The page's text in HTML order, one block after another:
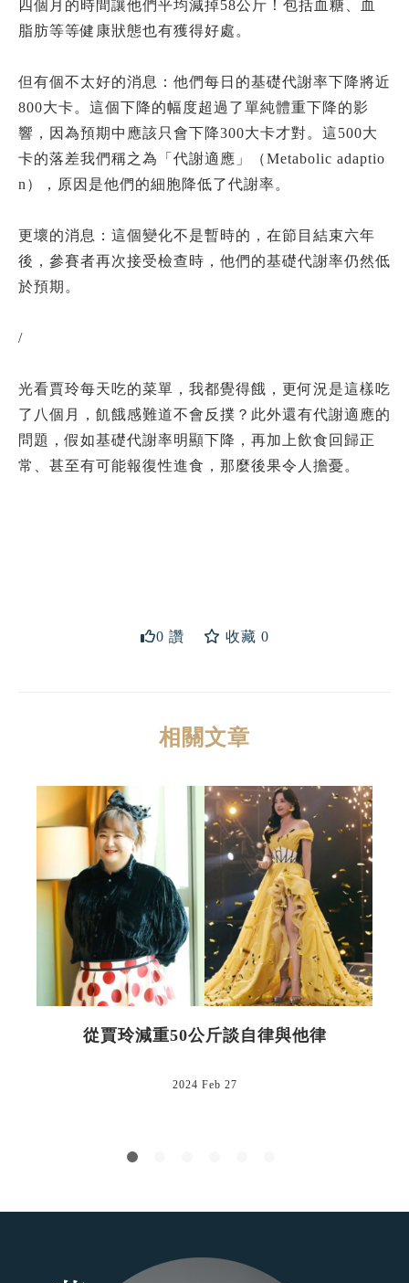
四個月的時間讓他們平均減掉58公斤！包括血糖、血
脂肪等等健康狀態也有獲得好處。
但有個不太好的消息：他們每日的基礎代謝率下降將近
800大卡。這個下降的幅度超過了單純體重下降的影
響，因為預期中應該只會下降300大卡才對。這500大
卡的落差我們稱之為「代謝適應」（Metabolic adaptio
n），原因是他們的細胞降低了代謝率。
更壞的消息：這個變化不是暫時的，在節目結束六年
後，參賽者再次接受檢查時，他們的基礎代謝率仍然低
於預期。
/
光看賈玲每天吃的菜單，我都覺得餓，更何況是這樣吃
了八個月，飢餓感難道不會反撲？此外還有代謝適應的
問題，假如基礎代謝率明顯下降，再加上飲食回歸正
常、甚至有可能報復性進食，那麼後果令人擔憂。
0 讚 收藏 0
相關文章
從賈玲減重50公斤談自律與他律
2024 Feb 27